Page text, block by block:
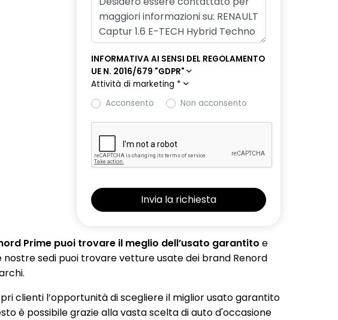
INFORMATIVA AI SENSI DEL REGOLAMENTO
UE N. 2016/679 "GDPR"
Attività di marketing *
Acconsento
Non acconsento
Prime puoi trovare il meglio dell’usato garantito e
sedi puoi trovare vetture usate dei brand Renord
clienti l’opportunità di scegliere il miglior usato garantito
è possibile grazie alla vasta scelta di auto d'occasione